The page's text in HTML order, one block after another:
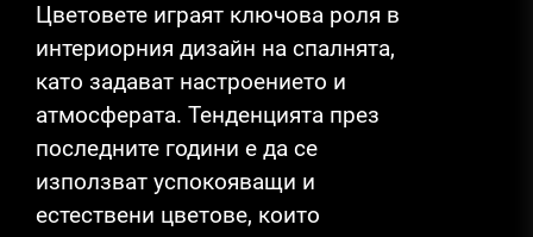
Цветовете играят ключова роля в
интериорния дизайн на спалнята,
като задават настроението и
атмосферата. Тенденцията през
последните години е да се
използват успокояващи и
естествени цветове, които